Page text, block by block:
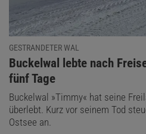
GESTRANDETER WAL
:
Buckelwal lebte nach
fünf Tage
Buckelwal »Timmy« hat seine
überlebt. Kurz vor seinem Tod
Ostsee an.